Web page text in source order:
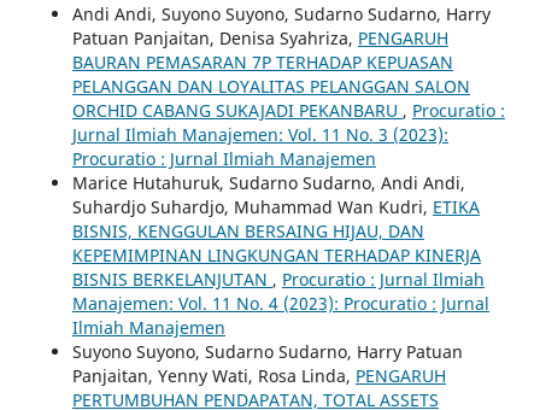
Andi Andi, Suyono Suyono, Sudarno Sudarno, Harry
Patuan Panjaitan, Denisa Syahriza, PENGARUH
BAURAN PEMASARAN 7P TERHADAP KEPUASAN
PELANGGAN DAN LOYALITAS PELANGGAN SALON
ORCHID CABANG SUKAJADI PEKANBARU , Procuratio :
Jurnal Ilmiah Manajemen: Vol. 11 No. 3 (2023):
Procuratio : Jurnal Ilmiah Manajemen
Marice Hutahuruk, Sudarno Sudarno, Andi Andi,
Suhardjo Suhardjo, Muhammad Wan Kudri, ETIKA
BISNIS, KENGGULAN BERSAING HIJAU, DAN
KEPEMIMPINAN LINGKUNGAN TERHADAP KINERJA
BISNIS BERKELANJUTAN , Procuratio : Jurnal Ilmiah
Manajemen: Vol. 11 No. 4 (2023): Procuratio : Jurnal
Ilmiah Manajemen
Suyono Suyono, Sudarno Sudarno, Harry Patuan
Panjaitan, Yenny Wati, Rosa Linda, PENGARUH
PERTUMBUHAN PENDAPATAN, TOTAL ASSETS